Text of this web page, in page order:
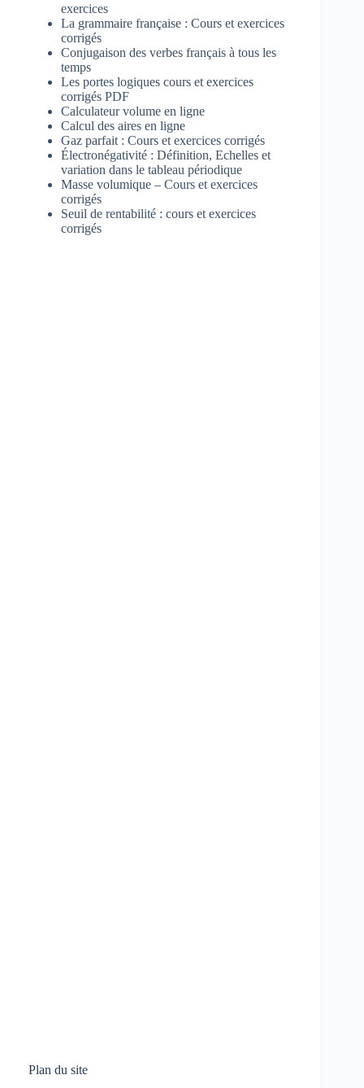
exercices
La grammaire française : Cours et exercices
corrigés
Conjugaison des verbes français à tous les
temps
Les portes logiques cours et exercices
corrigés PDF
Calculateur volume en ligne
Calcul des aires en ligne
Gaz parfait : Cours et exercices corrigés
Électronégativité : Définition, Echelles et
variation dans le tableau périodique
Masse volumique – Cours et exercices
corrigés
Seuil de rentabilité : cours et exercices
corrigés
Plan du site